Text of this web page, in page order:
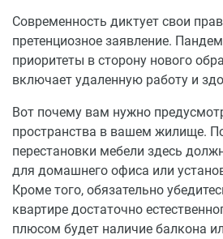
Современность диктует свои
претенциозное заявление.
приоритеты в сторону нового
включает удаленную работу и
Вот почему вам нужно
пространства в вашем жилище.
перестановки мебели здесь
для домашнего офиса или
Кроме того, обязательно
квартире достаточно
плюсом будет наличие балкона